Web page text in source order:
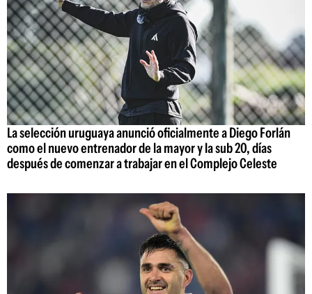
La selección uruguaya anunció oficialmente a Diego Forlán
como el nuevo entrenador de la mayor y la sub 20, días
después de comenzar a trabajar en el Complejo Celeste